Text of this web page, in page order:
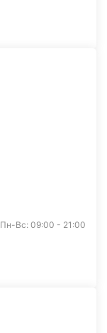
Пн-Вс: 09:00 - 21:00